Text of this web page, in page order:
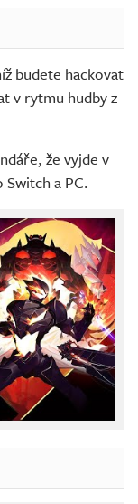
budete hackovat
v rytmu hudby z
že vyjde v
a PC.